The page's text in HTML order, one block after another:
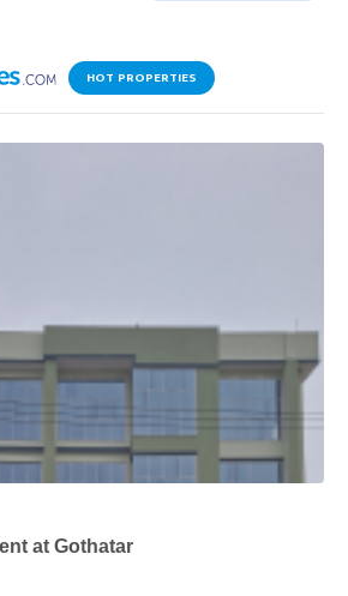
HOT PROPERTIES
at Gothatar